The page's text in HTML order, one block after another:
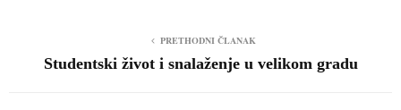
PRETHODNI ČLANAK
Studentski život i snalaženje u velikom gradu